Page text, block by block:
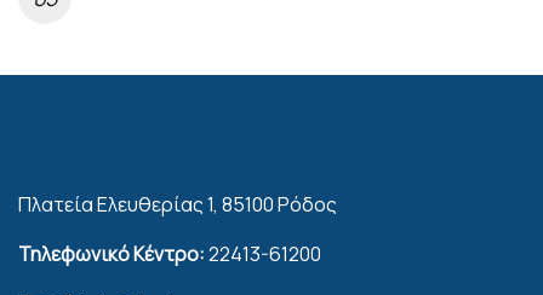
Πλατεία Ελευθερίας 1, 85100 Ρόδος
Τηλεφωνικό Κέντρο:22413-61200